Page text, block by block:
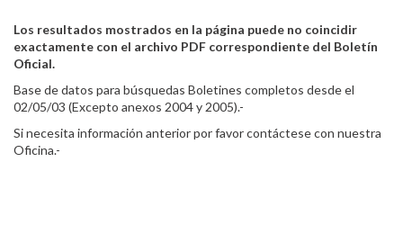
Los resultados mostrados en la página puede no coincidir
exactamente con el archivo PDF correspondiente del Boletín
Oficial.
Base de datos para búsquedas Boletines completos desde el
02/05/03 (Excepto anexos 2004 y 2005).-
Si necesita información anterior por favor contáctese con nuestra
Oficina.-